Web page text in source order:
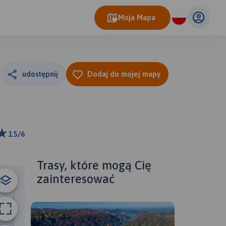
Moja Mapa
udostępnij Dodaj do mojej mapy
1.5/6
Trasy, które mogą Cię
zainteresować